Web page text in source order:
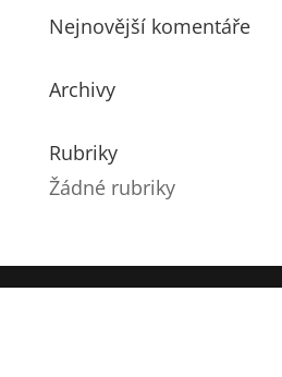
Nejnovější komentáře
Archivy
Rubriky
Žádné rubriky